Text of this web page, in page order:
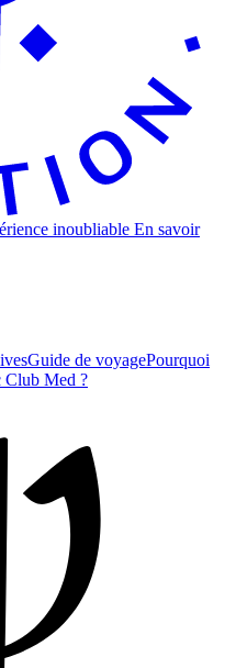
inoubliable En savoir
Guide de voyagePourquoi
Club Med ?